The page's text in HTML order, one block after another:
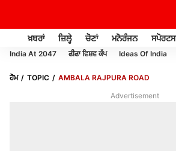
ਖ਼ਬਰਾਂ ਜ਼ਿਲ੍ਹੇ ਚੋਣਾਂ ਮਨੋਰੰਜਨ ਸਪੋਰਟਸ
India At 2047 ਫੀਫਾ ਵਿਸ਼ਵ ਕੱਪ Ideas Of India
ਹੋਮ TOPIC
AMBALA RAJPURA ROAD
Advertisement